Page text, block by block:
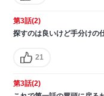
第3話(2)
探すのは良いけど手分けの
21
第3話(2)